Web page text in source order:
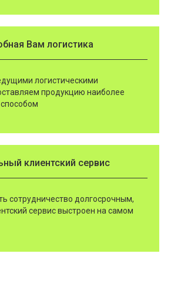
Вам логистика
логистическими
продукцию наиболее
клиентский сервис
сотрудничество долгосрочным,
сервис выстроен на самом